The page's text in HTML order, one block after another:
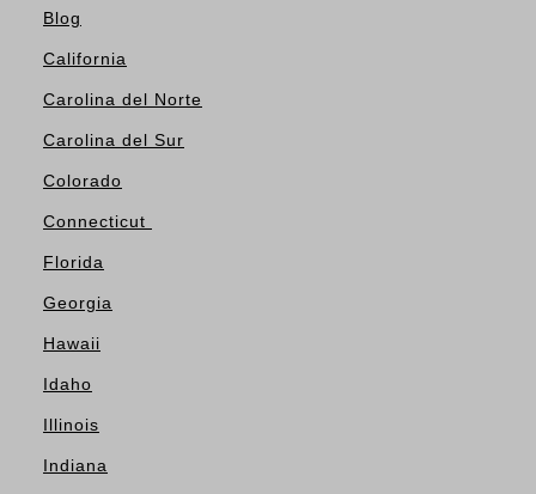
Blog
California
Carolina del Norte
Carolina del Sur
Colorado
Connecticut
Florida
Georgia
Hawaii
Idaho
Illinois
Indiana